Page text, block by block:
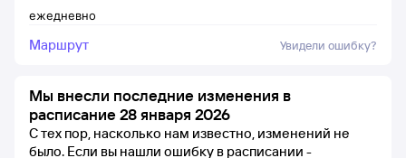
ежедневно
Маршрут Увидели ошибку?
Мы внесли последние изменения в
расписание 28 января 2026
С тех пор, насколько нам известно, изменений не
было. Если вы нашли ошибку в расписании -